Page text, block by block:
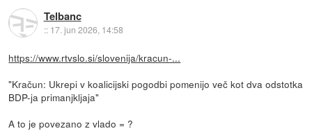
Telbanc
:: 17. jun 2026, 14:58
https://www.rtvslo.si/slovenija/kracun-...
"Kračun: Ukrepi v koalicijski pogodbi pomenijo več kot dva odstotka
BDP-ja primanjkljaja"
A to je povezano z vlado = ?